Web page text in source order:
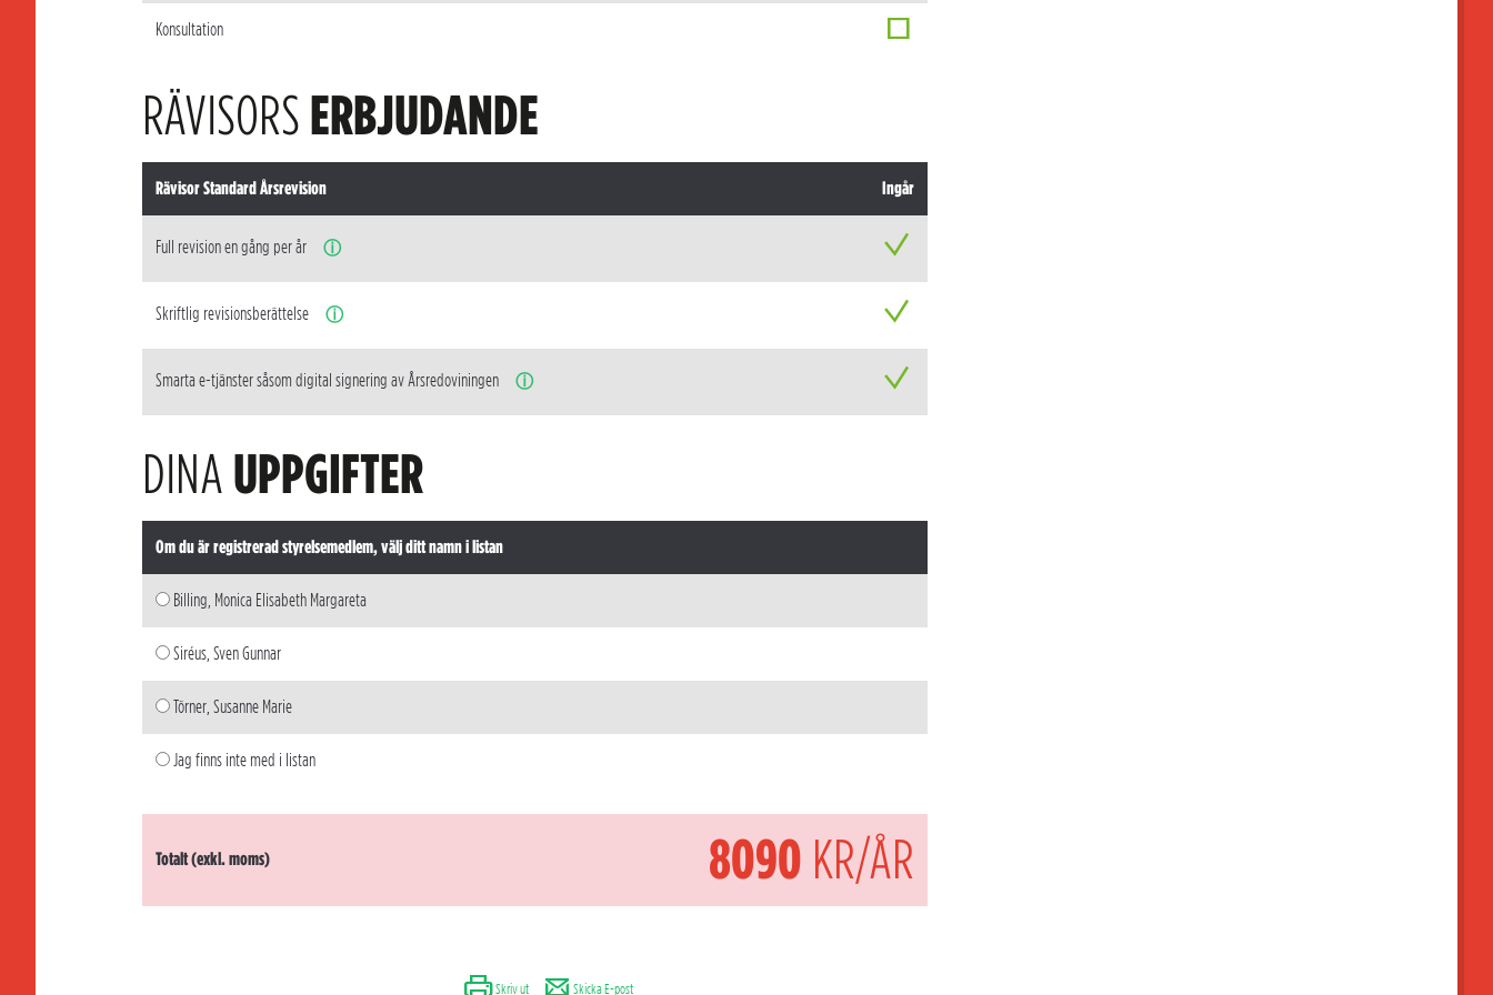
Konsultation
RÄVISORSERBJUDANDE
Rävisor Standard Årsrevision Ingår
Full revision en gång per år ⓘ
Skriftlig revisionsberättelse ⓘ
Smarta e-tjänster såsom digital signering av Årsredoviningen ⓘ
DINAUPPGIFTER
Om du är registrerad styrelsemedlem, välj ditt namn i listan
Billing, Monica Elisabeth Margareta
Siréus, Sven Gunnar
Törner, Susanne Marie
Jag finns inte med i listan
Totalt (exkl. moms) 8090 KR/ÅR
Skriv ut Skicka E-post